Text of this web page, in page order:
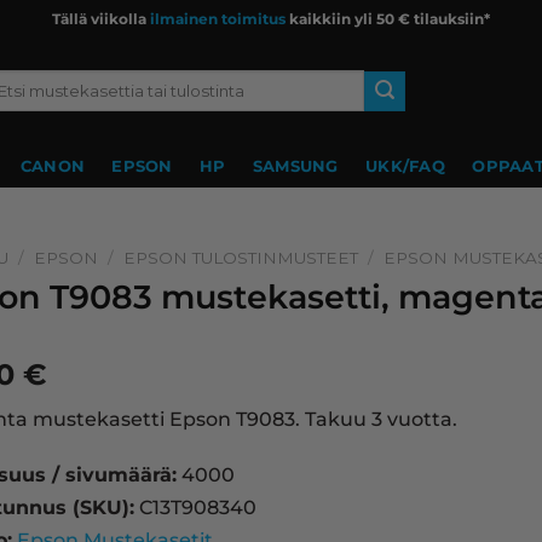
Tällä viikolla ilmainen toimitus kaikkiin yli 50 € tilauksiin*
CANON EPSON HP SAMSUNG UKK/FAQ
/ EPSON / EPSON TULOSTINMUSTEET / EPSON
T9083 mustekasetti,
€
mustekasetti Epson T9083. Takuu 3 vuotta.
/ sivumäärä: 4000
(SKU): C13T908340